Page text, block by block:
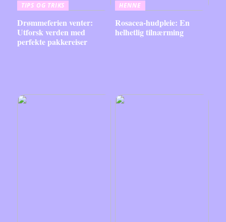
TIPS OG TRIKS
Drømmeferien venter:
Utforsk verden med
perfekte pakkereiser
HENNE
Rosacea-hudpleie: En
helhetlig tilnærming